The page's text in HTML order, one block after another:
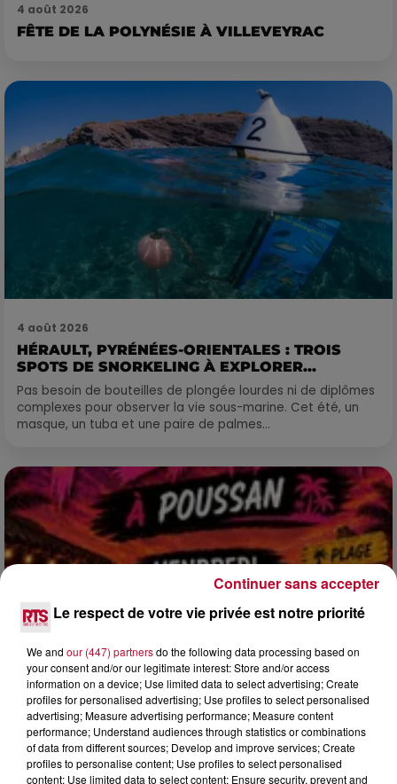
4 août 2026
FÊTE DE LA POLYNÉSIE À VILLEVEYRAC
4 août 2026
HÉRAULT, PYRÉNÉES-ORIENTALES : TROIS
SPOTS DE SNORKELING À EXPLORER...
Pas besoin de bouteilles de plongée lourdes ni de diplômes
complexes pour observer la vie sous-marine. Cet été, un
masque, un tuba et une paire de palmes...
3 août 2026
SOIRÉE DJ PLAYA
Le respect de votre vie privée est notre priorité
We and our (447) partnersdo the following data processing based on
your consent and/or our legitimate interest: Store and/or access
information on a device; Use limited data to select advertising; Create
profiles for personalised advertising; Use profiles to select personalised
advertising; Measure advertising performance; Measure content
performance; Understand audiences through statistics or combinations
of data from different sources; Develop and improve services; Create
profiles to personalise content; Use profiles to select personalised
content; Use limited data to select content; Ensure security, prevent and
Continuer sans accepter